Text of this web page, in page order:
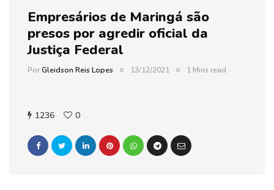
Empresários de Maringá são
presos por agredir oficial da
Justiça Federal
PorGleidson Reis Lopes 13/12/2021 1 Mins read
1236 0